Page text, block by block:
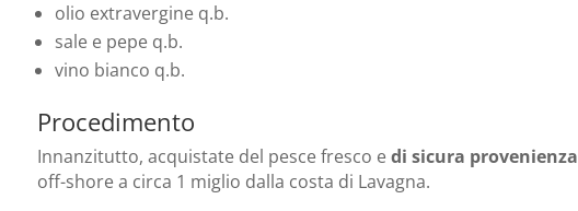
olio extravergine q.b.
sale e pepe q.b.
vino bianco q.b.
Procedimento
Innanzitutto, acquistate del pesce fresco edi sicura provenienza
off-shore a circa 1 miglio dalla costa di Lavagna.